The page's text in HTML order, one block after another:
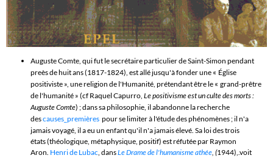
Auguste Comte, qui fut le secrétaire particulier de Saint-Simon pendant
preès de huit ans (1817-1824), est allé jusqu'à fonder une « Église
positiviste », une religion de l'Humanité, prétendant être le « grand-prêtre
de l'humanité » (cf Raquel Capurro, Le positivisme est un culte des morts :
Auguste Comte) ;dans sa philosophie, il abandonne la recherche
descauses_premières pour se limiter à l'étude des phénomènes ;il n'a
jamais voyagé, il a eu un enfant qu'il n'a jamais élevé. Sa loi des trois
états(théologique, métaphysique, positif) est réfutée par Raymon
Aron. Henri de Lubac, dansLe Drame de l'humanisme athée, (1944),.voit